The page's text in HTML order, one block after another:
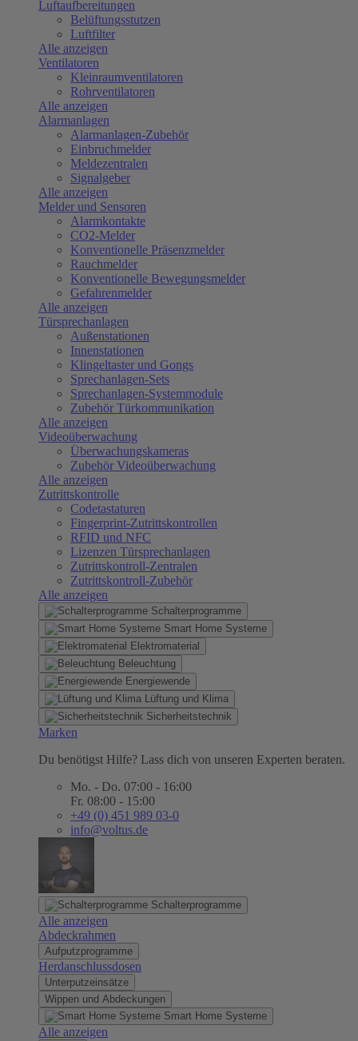
Luftaufbereitungen
Belüftungsstutzen
Luftfilter
Alle anzeigen
Ventilatoren
Kleinraumventilatoren
Rohrventilatoren
Alle anzeigen
Alarmanlagen
Alarmanlagen-Zubehör
Einbruchmelder
Meldezentralen
Signalgeber
Alle anzeigen
Melder und Sensoren
Alarmkontakte
CO2-Melder
Konventionelle Präsenzmelder
Rauchmelder
Konventionelle Bewegungsmelder
Gefahrenmelder
Alle anzeigen
Türsprechanlagen
Außenstationen
Innenstationen
Klingeltaster und Gongs
Sprechanlagen-Sets
Sprechanlagen-Systemmodule
Zubehör Türkommunikation
Alle anzeigen
Videoüberwachung
Überwachungskameras
Zubehör Videoüberwachung
Alle anzeigen
Zutrittskontrolle
Codetastaturen
Fingerprint-Zutrittskontrollen
RFID und NFC
Lizenzen Türsprechanlagen
Zutrittskontroll-Zentralen
Zutrittskontroll-Zubehör
Alle anzeigen
Schalterprogramme
Smart Home Systeme
Elektromaterial
Beleuchtung
Energiewende
Lüftung und Klima
Sicherheitstechnik
Marken
Du benötigst Hilfe? Lass dich von unseren Experten beraten.
Mo. - Do. 07:00 - 16:00
Fr. 08:00 - 15:00
+49 (0) 451 989 03-0
info@voltus.de
Schalterprogramme
Alle anzeigen
Abdeckrahmen
Aufputzprogramme
Herdanschlussdosen
Unterputzeinsätze
Wippen und Abdeckungen
Smart Home Systeme
Alle anzeigen